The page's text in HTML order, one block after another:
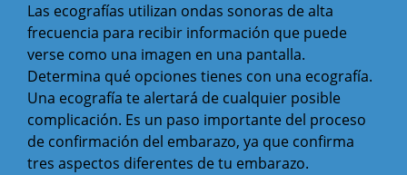
Las ecografías utilizan ondas sonoras de alta
frecuencia para recibir información que puede
verse como una imagen en una pantalla.
Determina qué opciones tienes con una ecografía.
Una ecografía te alertará de cualquier posible
complicación. Es un paso importante del proceso
de confirmación del embarazo, ya que confirma
tres aspectos diferentes de tu embarazo.